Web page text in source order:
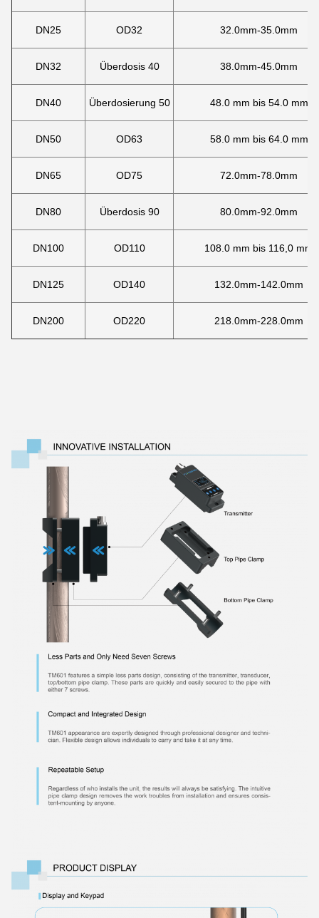
DN25 OD32 32.0mm-35.0mm
DN32 Überdosis 40 38.0mm-45.0mm
DN40 Überdosierung 50 48.0 mm bis 54.0 mm
DN50 OD63 58.0 mm bis 64.0 mm
DN65 OD75 72.0mm-78.0mm
DN80 Überdosis 90 80.0mm-92.0mm
DN100 OD110 108.0 mm bis 116,0 mm
DN125 OD140 132.0mm-142.0mm
DN200 OD220 218.0mm-228.0mm